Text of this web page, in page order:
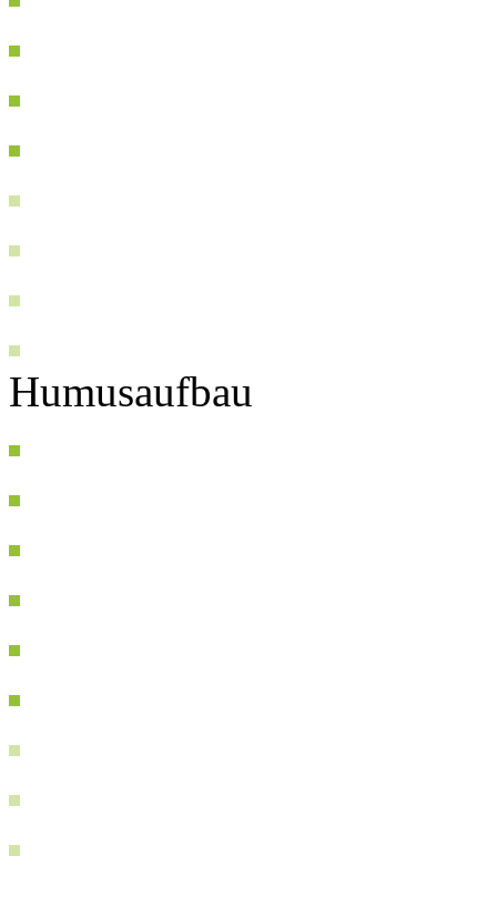
Humusaufbau